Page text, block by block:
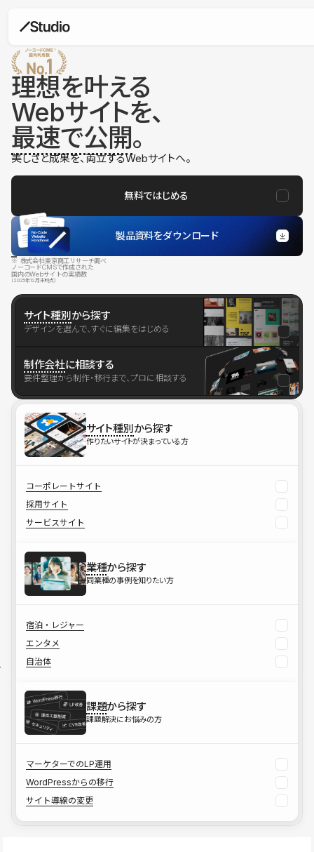
理想を叶える
Webサイトを、
最速で公開。
美しさと成果を、両立するWebサイトへ。
無料ではじめる
製品資料をダウンロード
※ 株式会社東京商工リサーチ調べ
ノーコードCMSで作成された
国内のWebサイトの実績数
（2025年12月末時点）
サイト種別から探す
デザインを選んで、すぐに編集をはじめる
制作会社に相談する
要件整理から制作・移行まで、プロに相談する
サイト種別から探す
作りたいサイトが決まっている方
コーポレートサイト
採用サイト
サービスサイト
業種から探す
同業種の事例を知りたい方
宿泊・レジャー
エンタメ
自治体
課題から探す
課題解決にお悩みの方
マーケターでのLP運用
WordPressからの移行
サイト導線の変更